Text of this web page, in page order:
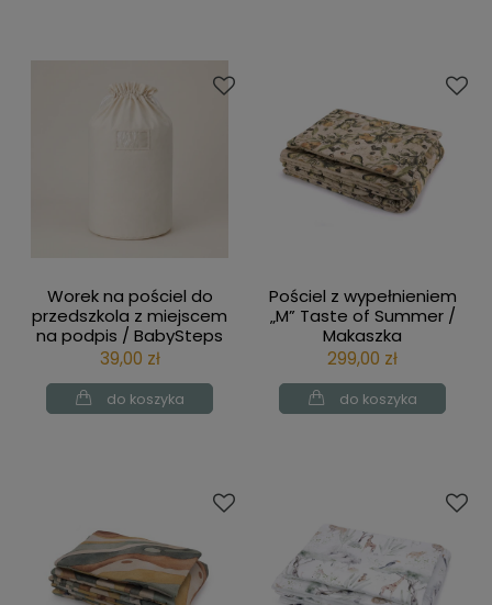
Worek na pościel do
przedszkola z miejscem
na podpis / BabySteps
39,00 zł
do koszyka
Pościel z wypełnieniem
„M” Taste of Summer /
Makaszka
299,00 zł
do koszyka